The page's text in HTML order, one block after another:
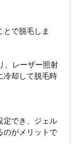
とで脱毛しま
、レーザー照射
冷却して脱毛時
定でき、ジェル
のがメリットで